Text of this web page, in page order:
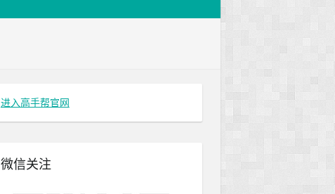
进入高手帮官网
微信关注